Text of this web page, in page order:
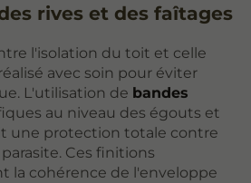
rives et des faîtages
l'isolation du toit et celle
avec soin pour éviter
L'utilisation de bandes
au niveau des égouts et
une protection totale contre
Ces finitions
la cohérence de l'enveloppe